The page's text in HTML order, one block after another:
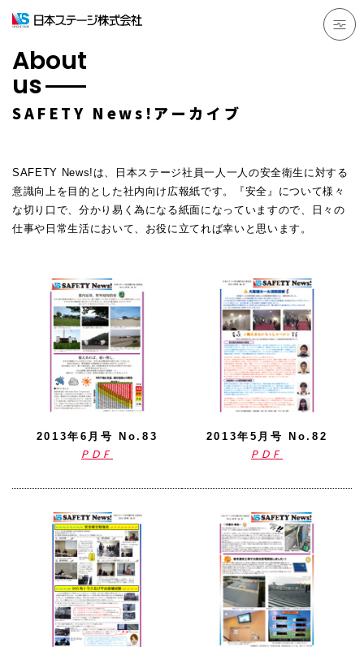
About
us
SAFETY News!アーカイブ
SAFETY News!は、日本ステージ社員一人一人の安全衛生に対する
意識向上を目的とした社内向け広報紙です。『安全』について様々
な切り口で、分かり易く為になる紙面になっていますので、日々の
仕事や日常生活において、お役に立てれば幸いと思います。
2013年6月号 No.83
PDF
2013年5月号 No.82
PDF